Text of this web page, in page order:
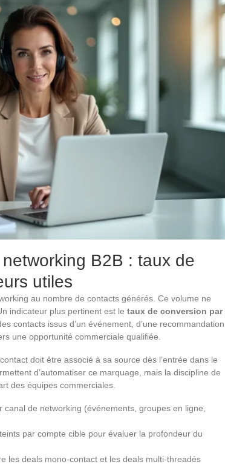
B2B : taux de
utiles
au nombre de contacts générés. Ce volume ne
indicateur plus pertinent est le taux de conversion par
contacts issus d’un événement, d’une recommandation
une opportunité commerciale qualifiée.
doit être associé à sa source dès l’entrée dans le
d’automatiser ce marquage, mais la discipline de
des équipes commerciales.
de networking (événements, groupes en ligne,
par compte cible pour évaluer la profondeur du
les deals mono-contact et les deals multi-threadés